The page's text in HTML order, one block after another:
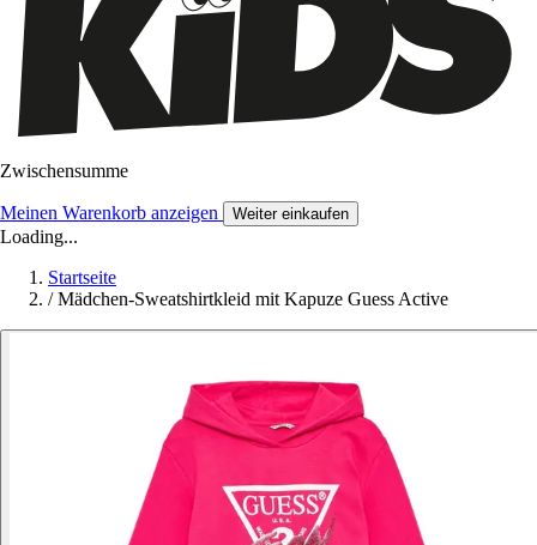
Zwischensumme
Meinen Warenkorb anzeigen Weiter einkaufen
Loading...
Startseite
/ Mädchen-Sweatshirtkleid mit Kapuze Guess Active